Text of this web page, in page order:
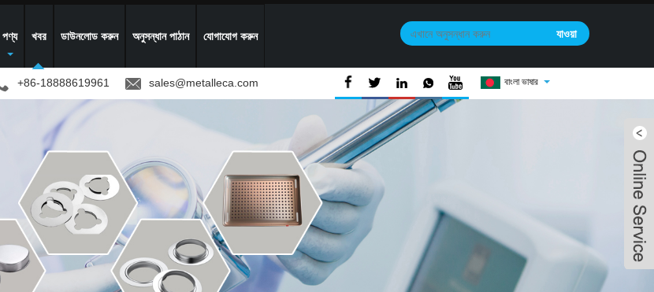
পণ্য খবর ডাউনলোড করুন অনুসন্ধান পাঠান যোগাযোগ করুন
+86-18888619961 sales@metalleca.com বাংলা ভাষার